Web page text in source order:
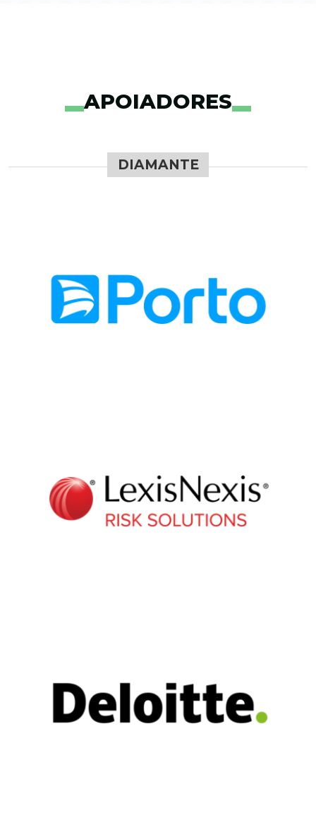
APOIADORES
DIAMANTE